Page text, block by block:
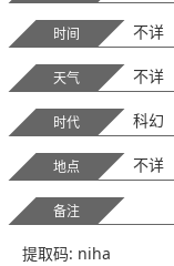
时间 不详
天气 不详
时代 科幻
地点 不详
备注
提取码: niha